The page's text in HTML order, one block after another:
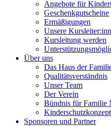
Angebote für
Geschenkgutscheine
Ermäßigungen
Unsere
Kursleitung werden
Über uns
Das Haus der
Qualitätsverständnis
Unser Team
Der Verein
Bündnis für Familie
Kinderschutzkonzept
Sponsoren und Partner